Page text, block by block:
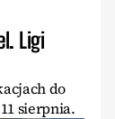
Ligi
do
sierpnia.